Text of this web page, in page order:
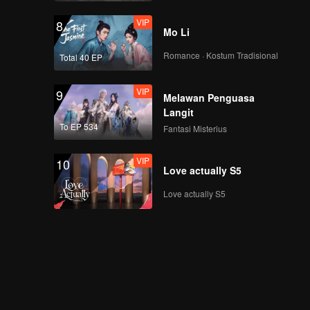
8
Total 40 EP
VIP
Mo Li
Romance · Kostum Tradisional
9
To EP 534
VIP
Melawan Penguasa
Langit
Fantasi Misterius
10 VIP
Love actually S5
Love actually S5